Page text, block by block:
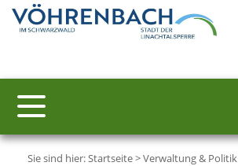
Sie sind hier:Startseite>Verwaltung & Politik